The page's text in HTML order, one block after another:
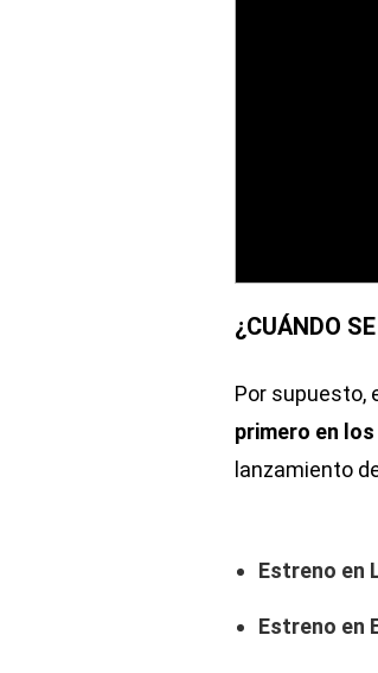
¿CUÁNDO
Por supuesto,
primero en
lanzamiento
Estreno en
Estreno en